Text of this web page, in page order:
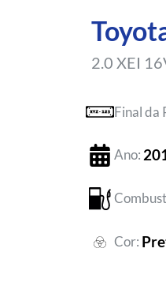
2.0 XEI
Final da
Ano:
Cor: